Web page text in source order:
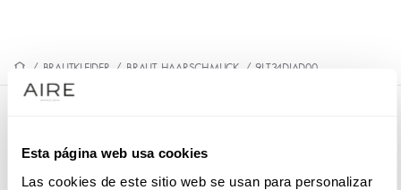
Esta página web usa cookies
Las cookies de este sitio web se usan para personalizar
/ BRAUTKLEIDER / BRAUT-HAARSCHMUCK / 9LT34DIAD00
Romantischer Braut-Haarreif. Hergestellt aus Perlen und
Organza. Zartes Outfit von MB Accessories.